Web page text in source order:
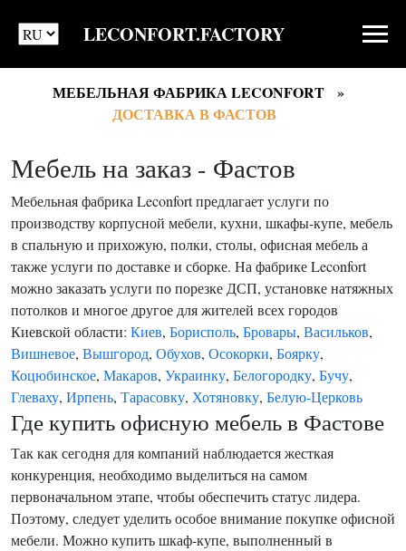
LECONFORT.FACTORY
МЕБЕЛЬНАЯ ФАБРИКА LECONFORT
ДОСТАВКА В ФАСТОВ
Мебель на заказ - Фастов
Мебельная фабрика Leconfort предлагает услуги по
производству корпусной мебели, кухни, шкафы-купе, мебель
в спальную и прихожую, полки, столы, офисная мебель а
также услуги по доставке и сборке. На фабрике Leconfort
можно заказать услуги по порезке ДСП, установке натяжных
потолков и многое другое для жителей всех городов
Киевской области: Киев, Борисполь, Бровары, Васильков,
Вишневое, Вышгород, Обухов, Осокорки, Боярку,
Коцюбинское, Макаров, Украинку, Белогородку, Бучу,
Глеваху, Ирпень, Тарасовку, Хотяновку, Белую-Церковь
Где купить офисную мебель в Фастове
Так как сегодня для компаний наблюдается жесткая
конкуренция, необходимо выделиться на самом
первоначальном этапе, чтобы обеспечить статус лидера.
Поэтому, следует уделить особое внимание покупке офисной
мебели. Можно купить шкаф-купе, выполненный в